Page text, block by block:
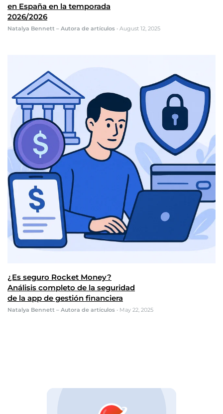
en España en la temporada
2026/2026
Natalya Bennett – Autora de artículos • August 12, 2025
¿Es seguro Rocket Money?
Análisis completo de la seguridad
de la app de gestión financiera
Natalya Bennett – Autora de artículos • May 22, 2025